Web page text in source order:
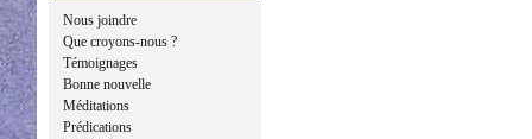
Nous joindre
Que croyons-nous ?
Témoignages
Bonne nouvelle
Méditations
Prédications